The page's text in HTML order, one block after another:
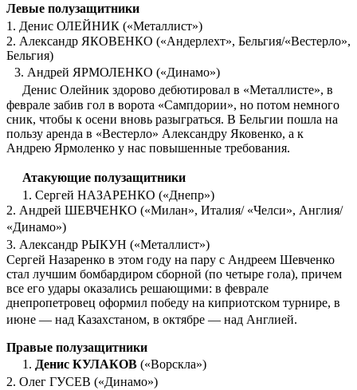
Левые полузащитники
1. Денис ОЛЕЙНИК («Металлист»)
2. Александр ЯКОВЕНКО («Андерлехт», Бельгия/«Вестерло»,
Бельгия)
3. Андрей ЯРМОЛЕНКО («Динамо»)
Денис Олейник здорово дебютировал в «Металлисте», в
феврале забив гол в ворота «Сампдории», но потом немного
сник, чтобы к осени вновь разыграться. В Бельгии пошла на
пользу аренда в «Вестерло» Александру Яковенко, а к
Андрею Ярмоленко у нас повышенные требования.
Атакующие полузащитники
1. Сергей НАЗАРЕНКО («Днепр»)
2. Андрей ШЕВЧЕНКО («Милан», Италия/ «Челси», Англия/
«Динамо»)
3. Александр РЫКУН («Металлист»)
Сергей Назаренко в этом году на пару с Андреем Шевченко
стал лучшим бомбардиром сборной (по четыре гола), причем
все его удары оказались решающими: в феврале
днепропетровец оформил победу на киприотском турнире, в
июне — над Казахстаном, в октябре — над Англией.
Правые полузащитники
1. Денис КУЛАКОВ («Ворскла»)
2. Олег ГУСЕВ («Динамо»)